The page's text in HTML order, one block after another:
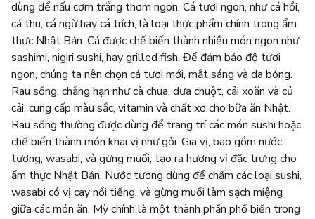
dùng để nấu cơm trắng thơm ngon. Cá tươi ngon, như cá hồi,
cá thu, cá ngừ hay cá trích, là loại thực phẩm chính trong ẩm
thực Nhật Bản. Cá được chế biến thành nhiều món ngon như
sashimi, nigiri sushi, hay grilled fish. Để đảm bảo độ tươi
ngon, chúng ta nên chọn cá tươi mới, mắt sáng và da bóng.
Rau sống, chẳng hạn như cà chua, dưa chuột, cải xoăn và củ
cải, cung cấp màu sắc, vitamin và chất xơ cho bữa ăn Nhật.
Rau sống thường được dùng để trang trí các món sushi hoặc
chế biến thành món khai vị như gỏi. Gia vị, bao gồm nước
tương, wasabi, và gừng muối, tạo ra hương vị đặc trưng cho
ẩm thực Nhật Bản. Nước tương dùng để chấm các loại sushi,
wasabi có vị cay nổi tiếng, và gừng muối làm sạch miệng
giữa các món ăn. Mỳ chính là một thành phần phổ biến trong